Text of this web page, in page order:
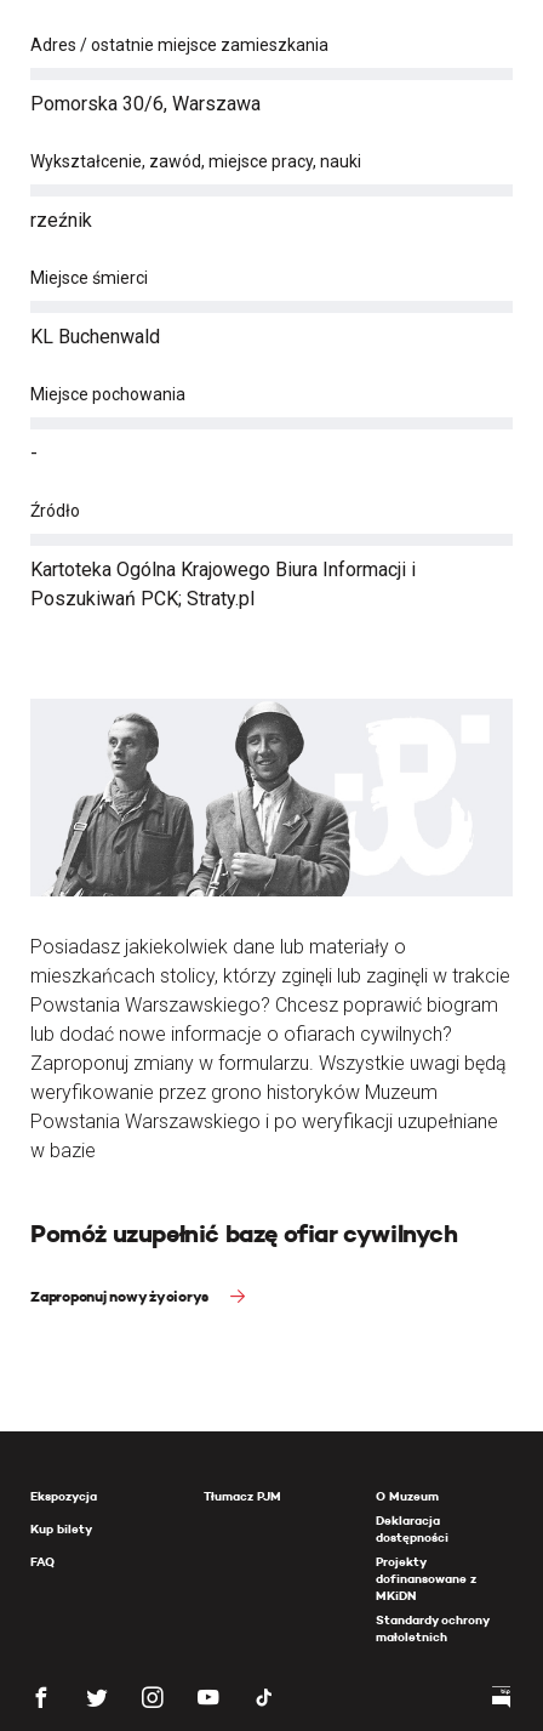
Adres / ostatnie miejsce zamieszkania
Pomorska 30/6, Warszawa
Wykształcenie, zawód, miejsce pracy, nauki
rzeźnik
Miejsce śmierci
KL Buchenwald
Miejsce pochowania
-
Źródło
Kartoteka Ogólna Krajowego Biura Informacji i
Poszukiwań PCK; Straty.pl
Posiadasz jakiekolwiek dane lub materiały o
mieszkańcach stolicy, którzy zginęli lub zaginęli w trakcie
Powstania Warszawskiego? Chcesz poprawić biogram
lub dodać nowe informacje o ofiarach cywilnych?
Zaproponuj zmiany w formularzu. Wszystkie uwagi będą
weryfikowanie przez grono historyków Muzeum
Powstania Warszawskiego i po weryfikacji uzupełniane
w bazie
Pomóż uzupełnić bazę ofiar cywilnych
Zaproponuj nowy życiorys
Ekspozycja
Kup bilety
FAQ
Tłumacz PJM
O Muzeum
Deklaracja
dostępności
Projekty
dofinansowane z
MKiDN
Standardy ochrony
małoletnich